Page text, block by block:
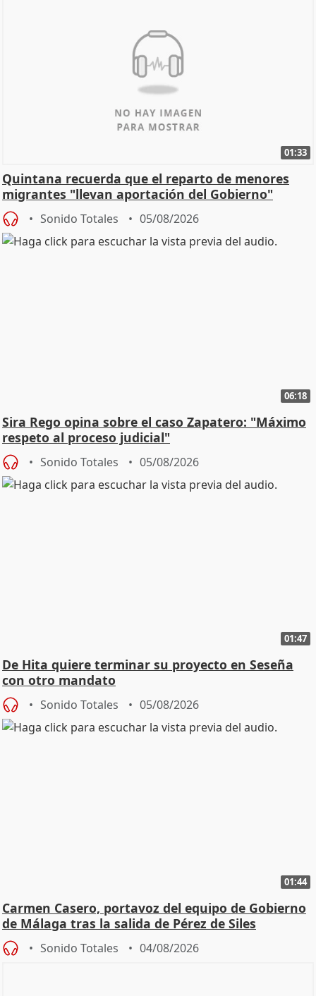
01:33
Quintana recuerda que el reparto de menores
migrantes "llevan aportación del Gobierno"
central
Sonido Totales 05/08/2026
06:18
Sira Rego opina sobre el caso Zapatero: "Máximo
respeto al proceso judicial"
Sonido Totales 05/08/2026
01:47
De Hita quiere terminar su proyecto en Seseña
con otro mandato
Sonido Totales 05/08/2026
01:44
Carmen Casero, portavoz del equipo de Gobierno
de Málaga tras la salida de Pérez de Siles
Sonido Totales 04/08/2026